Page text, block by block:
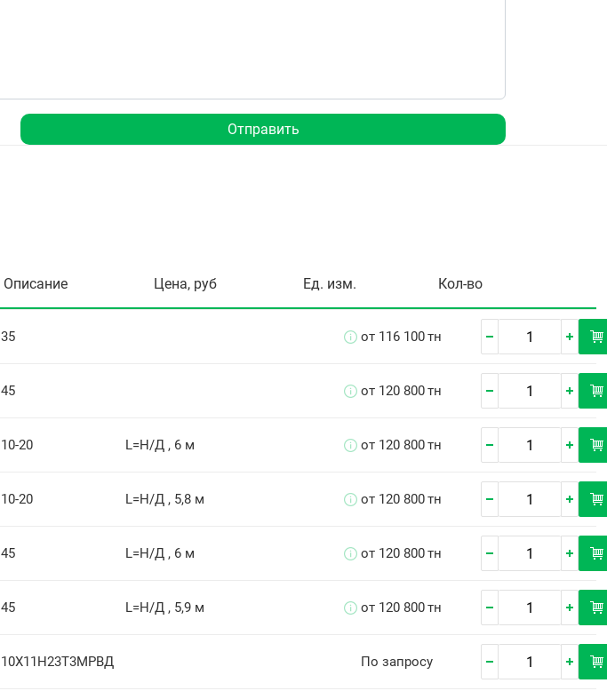
Отправить
Описание Цена, руб Ед. изм. Кол-во
35 от 116 100тн
45 от 120 800тн
10-20 L=Н/Д , 6 м от 120 800тн
10-20 L=Н/Д , 5,8 м от 120 800тн
45 L=Н/Д , 6 м от 120 800тн
45 L=Н/Д , 5,9 м от 120 800тн
10Х11Н23Т3МРВД По запросу